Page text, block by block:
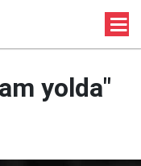
yolda"